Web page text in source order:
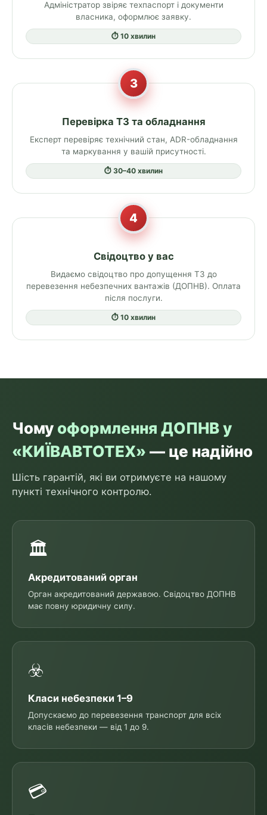
Адміністратор звіряє техпаспорт і документи
власника, оформлює заявку.
⏱ 10 хвилин
3
Перевірка ТЗ та обладнання
Експерт перевіряє технічний стан, ADR-обладнання
та маркування у вашій присутності.
⏱ 30–40 хвилин
4
Свідоцтво у вас
Видаємо свідоцтво про допущення ТЗ до
перевезення небезпечних вантажів (ДОПНВ). Оплата
після послуги.
⏱ 10 хвилин
Чому оформлення ДОПНВ у
«КИЇВАВТОТЕХ» — це надійно
Шість гарантій, які ви отримуєте на нашому
пункті технічного контролю.
🏛
Акредитований орган
Орган акредитований державою. Свідоцтво ДОПНВ
має повну юридичну силу.
☣️
Класи небезпеки 1–9
Допускаємо до перевезення транспорт для всіх
класів небезпеки — від 1 до 9.
💳